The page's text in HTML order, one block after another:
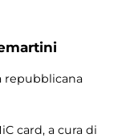
repubblicana
card, a cura di